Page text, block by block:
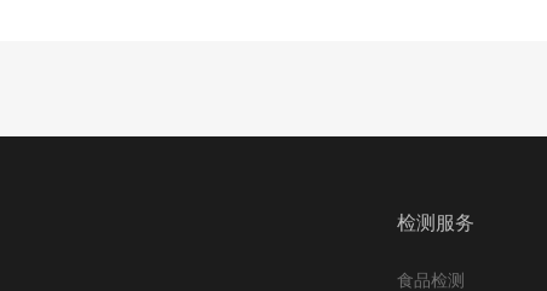
检测服务
食品检测